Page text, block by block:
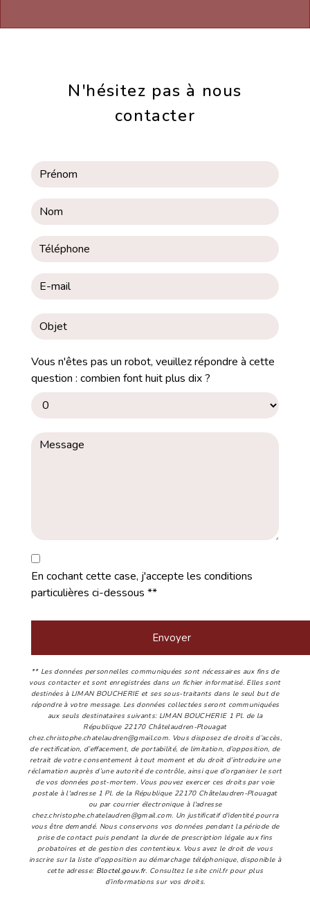
N'hésitez pas à nous
contacter
Vous n'êtes pas un robot, veuillez répondre à cette
question : combien font huit plus dix ?
En cochant cette case, j'accepte les conditions
particulières ci-dessous **
Envoyer
** Les données personnelles communiquées sont nécessaires aux fins de
vous contacter et sont enregistrées dans un fichier informatisé. Elles sont
destinées à LIMAN BOUCHERIE et ses sous-traitants dans le seul but de
répondre à votre message. Les données collectées seront communiquées
aux seuls destinataires suivants: LIMAN BOUCHERIE 1 Pl. de la
République 22170 Châtelaudren-Plouagat
chez.christophe.chatelaudren@gmail.com. Vous disposez de droits d’accès,
de rectification, d’effacement, de portabilité, de limitation, d’opposition, de
retrait de votre consentement à tout moment et du droit d’introduire une
réclamation auprès d’une autorité de contrôle, ainsi que d’organiser le sort
de vos données post-mortem. Vous pouvez exercer ces droits par voie
postale à l'adresse 1 Pl. de la République 22170 Châtelaudren-Plouagat
ou par courrier électronique à l'adresse
chez.christophe.chatelaudren@gmail.com. Un justificatif d'identité pourra
vous être demandé. Nous conservons vos données pendant la période de
prise de contact puis pendant la durée de prescription légale aux fins
probatoires et de gestion des contentieux. Vous avez le droit de vous
inscrire sur la liste d'opposition au démarchage téléphonique, disponible à
cette adresse: Bloctel.gouv.fr. Consultez le site cnil.fr pour plus
d’informations sur vos droits.